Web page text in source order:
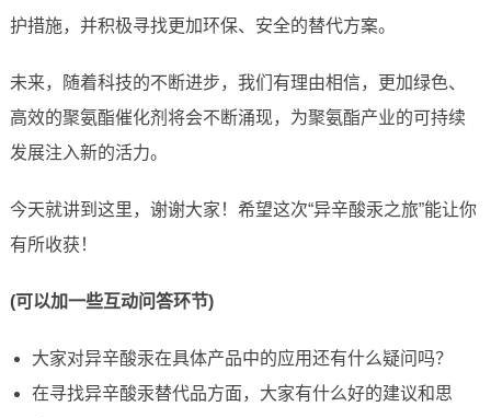
护措施，并积极寻找更加环保、安全的替代方案。
未来，随着科技的不断进步，我们有理由相信，更加绿色、
高效的聚氨酯催化剂将会不断涌现，为聚氨酯产业的可持续
发展注入新的活力。
今天就讲到这里，谢谢大家！希望这次“异辛酸汞之旅”能让你
有所收获！
(可以加一些互动问答环节)
大家对异辛酸汞在具体产品中的应用还有什么疑问吗？
在寻找异辛酸汞替代品方面，大家有什么好的建议和思